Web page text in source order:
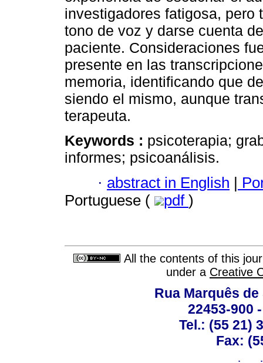
investigadores fatigosa, pero
tono de voz y darse cuenta
paciente. Consideraciones
presente en las
memoria, identificando que
siendo el mismo, aunque
terapeuta.
Keywords : psicoterapia;
informes; psicoanálisis.
· abstract in English |
Portuguese (
pdf )
All the contents of this
under a Creative
Rua Marquês de
22453-900
Tel.: (55 21)
Fax: